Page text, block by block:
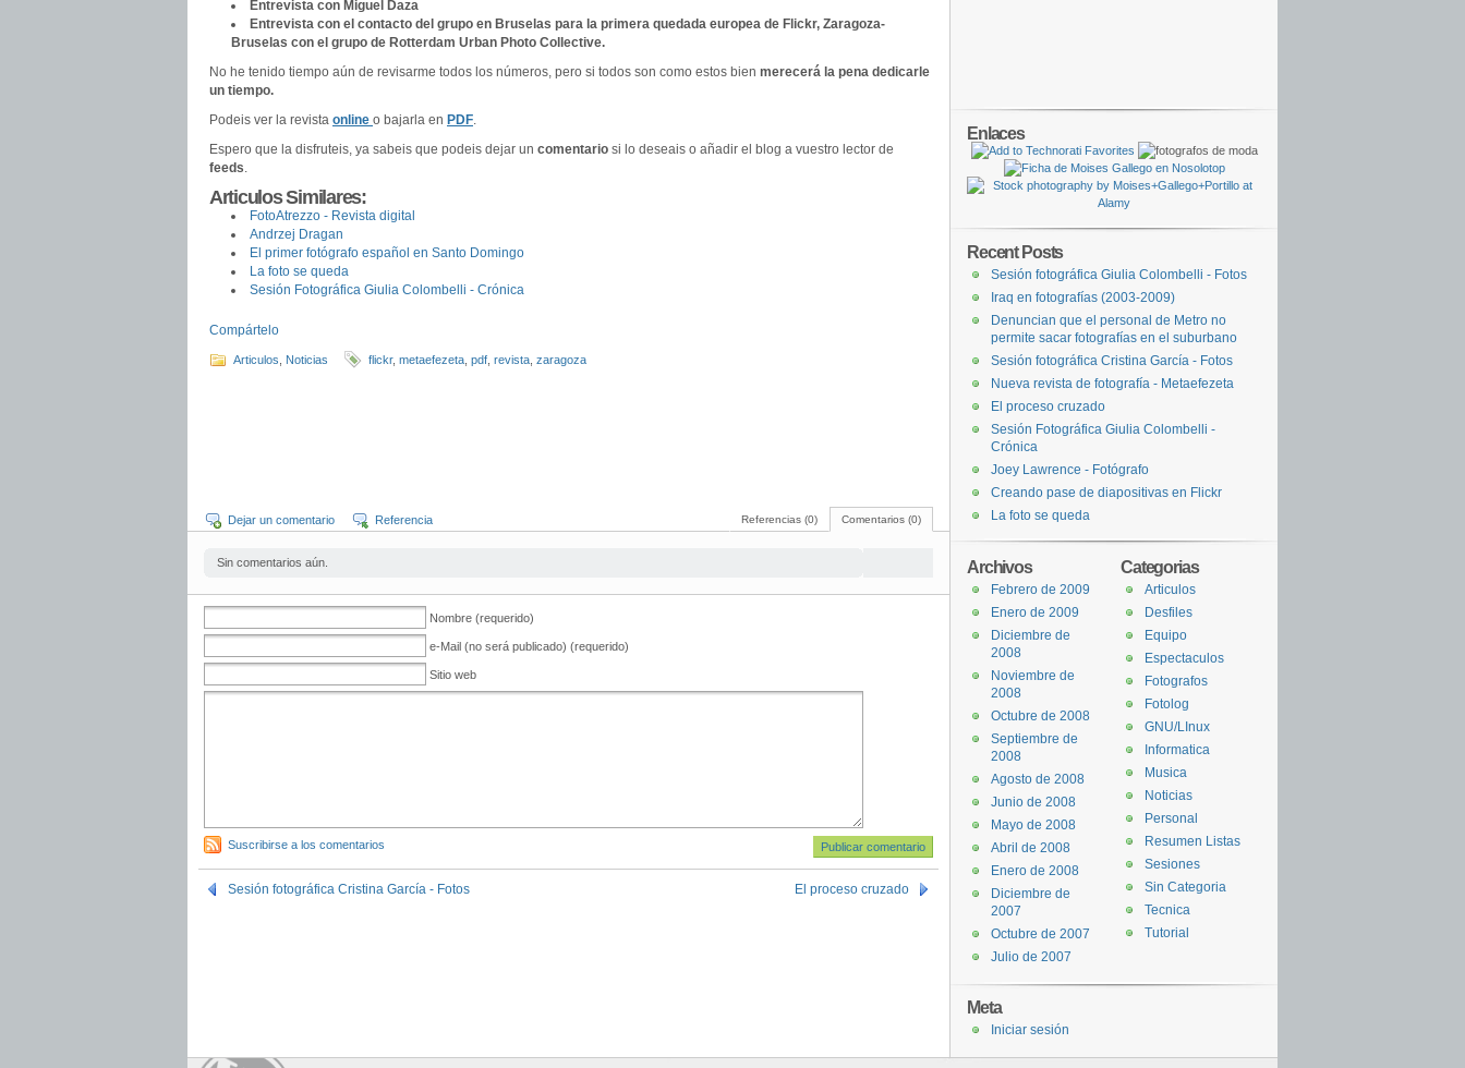
Entrevista con Miguel Daza
Entrevista con el contacto del grupo en Bruselas para la primera quedada europea de Flickr, Zaragoza-
Bruselas con el grupo de Rotterdam Urban Photo Collective.
No he tenido tiempo aún de revisarme todos los números, pero si todos son como estos bien merecerá la pena dedicarle
un tiempo.
Podeis ver la revista online o bajarla en PDF.
Espero que la disfruteis, ya sabeis que podeis dejar un comentario si lo deseais o añadir el blog a vuestro lector de
feeds.
Articulos Similares:
FotoAtrezzo - Revista digital
Andrzej Dragan
El primer fotógrafo español en Santo Domingo
La foto se queda
Sesión Fotográfica Giulia Colombelli - Crónica
Compártelo
Articulos Noticias flickr, metaefezeta pdf revista zaragoza
Comentarios (0)
Referencias (0)
Dejar un comentario Referencia
Sin comentarios aún.
Nombre (requerido)
e-Mail (no será publicado) (requerido)
Sitio web
Suscribirse a los comentarios
Sesión fotográfica Cristina García - Fotos El proceso cruzado
Enlaces
Recent Posts
Sesión fotográfica Giulia Colombelli - Fotos
Iraq en fotografías (2003-2009)
Denuncian que el personal de Metro no
permite sacar fotografías en el suburbano
Sesión fotográfica Cristina García - Fotos
Nueva revista de fotografía - Metaefezeta
El proceso cruzado
Sesión Fotográfica Giulia Colombelli -
Crónica
Joey Lawrence - Fotógrafo
Creando pase de diapositivas en Flickr
La foto se queda
Categorias
Articulos
Desfiles
Equipo
Espectaculos
Fotografos
Fotolog
GNU/LInux
Informatica
Musica
Noticias
Personal
Resumen Listas
Sesiones
Sin Categoria
Tecnica
Tutorial
Archivos
Febrero de 2009
Enero de 2009
Diciembre de
2008
Noviembre de
2008
Octubre de 2008
Septiembre de
2008
Agosto de 2008
Junio de 2008
Mayo de 2008
Abril de 2008
Enero de 2008
Diciembre de
2007
Octubre de 2007
Julio de 2007
Meta
Iniciar sesión